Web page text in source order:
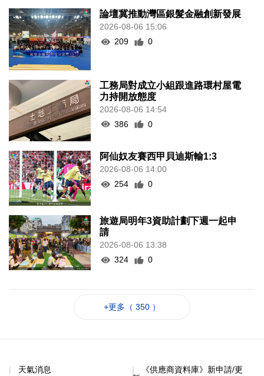
論壇冀推動灣區銀髮金融創新發展
2026-08-06 15:06
209
0
工務局對成立小組跟進路環村屋電
力持開放態度
2026-08-06 14:54
386
0
阿仙奴友賽西甲貝迪斯輸1:3
2026-08-06 14:00
254
0
旅遊局明年3資助計劃下週一起申
請
2026-08-06 13:38
324
0
+更多（ 350 ）
天氣消息
《供應商資料庫》新申請/更